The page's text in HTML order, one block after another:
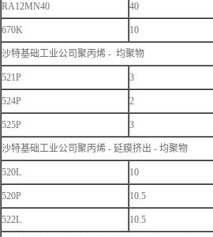
RA12MN40 40
670K 10
沙特基础工业公司聚丙烯 - 均聚物
521P 3
524P 2
525P 3
沙特基础工业公司聚丙烯 - 延膜挤出 - 均聚物
520L 10
520P 10.5
522L 10.5